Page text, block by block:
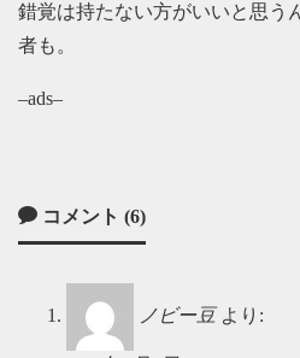
錯覚は持たない方がいいと思う
者も。
–ads–
コメント (6)
ノビー豆 より: